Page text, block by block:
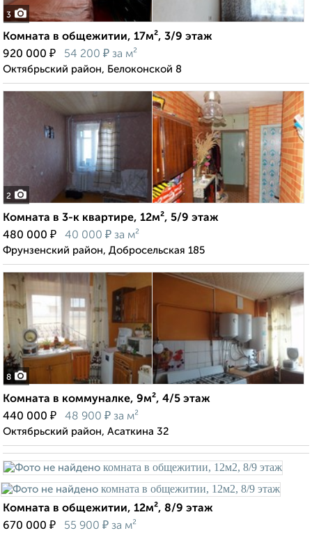
3
Комната в общежитии, 17м², 3/9 этаж
920 000 ₽ 54 200 ₽ за м²
Октябрьский район, Белоконской 8
2
Комната в 3-к квартире, 12м², 5/9 этаж
480 000 ₽ 40 000 ₽ за м²
Фрунзенский район, Добросельская 185
8
Комната в коммуналке, 9м², 4/5 этаж
440 000 ₽ 48 900 ₽ за м²
Октябрьский район, Асаткина 32
Комната в общежитии, 12м², 8/9 этаж
670 000 ₽ 55 900 ₽ за м²